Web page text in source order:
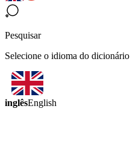
Pesquisar
Selecione o idioma do dicionário
inglêsEnglish